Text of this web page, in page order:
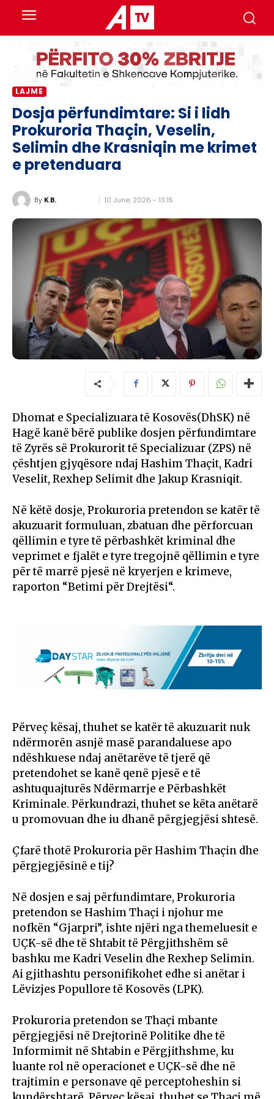
LAJME
Dosja përfundimtare: Si i lidh
Prokuroria Thaçin, Veselin,
Selimin dhe Krasniqin me krimet
e pretenduara
By K.B. 10 June, 2026 - 13:15
Dhomat e Specializuara të Kosovës(DhSK) në
Hagë kanë bërë publike dosjen përfundimtare
të Zyrës së Prokurorit të Specializuar (ZPS) në
çështjen gjyqësore ndaj Hashim Thaçit, Kadri
Veselit, Rexhep Selimit dhe Jakup Krasniqit.
Në këtë dosje, Prokuroria pretendon se katër të
akuzuarit formuluan, zbatuan dhe përforcuan
qëllimin e tyre të përbashkët kriminal dhe
veprimet e fjalët e tyre tregojnë qëllimin e tyre
për të marrë pjesë në kryerjen e krimeve,
raporton “Betimi për Drejtësi“.
Përveç kësaj, thuhet se katër të akuzuarit nuk
ndërmorën asnjë masë parandaluese apo
ndëshkuese ndaj anëtarëve të tjerë që
pretendohet se kanë qenë pjesë e të
ashtuquajturës Ndërmarrje e Përbashkët
Kriminale. Përkundrazi, thuhet se këta anëtarë
u promovuan dhe iu dhanë përgjegjësi shtesë.
Çfarë thotë Prokuroria për Hashim Thaçin dhe
përgjegjësinë e tij?
Në dosjen e saj përfundimtare, Prokuroria
pretendon se Hashim Thaçi i njohur me
nofkën “Gjarpri”, ishte njëri nga themeluesit e
UÇK-së dhe të Shtabit të Përgjithshëm së
bashku me Kadri Veselin dhe Rexhep Selimin.
Ai gjithashtu personifikohet edhe si anëtar i
Lëvizjes Popullore të Kosovës (LPK).
Prokuroria pretendon se Thaçi mbante
përgjegjësi në Drejtorinë Politike dhe të
Informimit në Shtabin e Përgjithshme, ku
luante rol në operacionet e UÇK-së dhe në
trajtimin e personave që perceptoheshin si